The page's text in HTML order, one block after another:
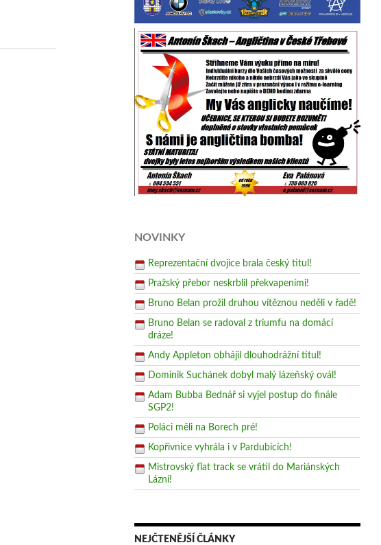
NOVINKY
Reprezentační dvojice brala český titul!
Pražský přebor neskrblil překvapeními!
Bruno Belan prožil druhou vítěznou neděli v řadě!
Bruno Belan se radoval z triumfu na domácí
dráze!
Andy Appleton obhájil dlouhodrážní titul!
Dominik Suchánek dobyl malý lázeňský ovál!
Adam Bubba Bednář si vyjel postup do finále
SGP2!
Poláci měli na Borech pré!
Kopřivnice vyhrála i v Pardubicích!
Mistrovský flat track se vrátil do Mariánských
Lázní!
NEJČTENĚJŠÍ ČLÁNKY